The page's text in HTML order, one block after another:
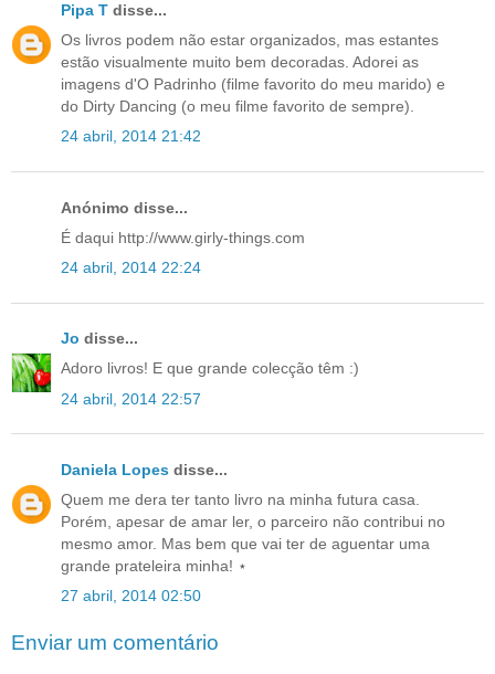
Pipa T disse...
Os livros podem não estar organizados, mas estantes
estão visualmente muito bem decoradas. Adorei as
imagens d'O Padrinho (filme favorito do meu marido) e
do Dirty Dancing (o meu filme favorito de sempre).
24 abril, 2014 21:42
Anónimo disse...
É daqui http://www.girly-things.com
24 abril, 2014 22:24
Jo disse...
Adoro livros! E que grande colecção têm :)
24 abril, 2014 22:57
Daniela Lopes disse...
Quem me dera ter tanto livro na minha futura casa.
Porém, apesar de amar ler, o parceiro não contribui no
mesmo amor. Mas bem que vai ter de aguentar uma
grande prateleira minha! ⋆
27 abril, 2014 02:50
Enviar um comentário